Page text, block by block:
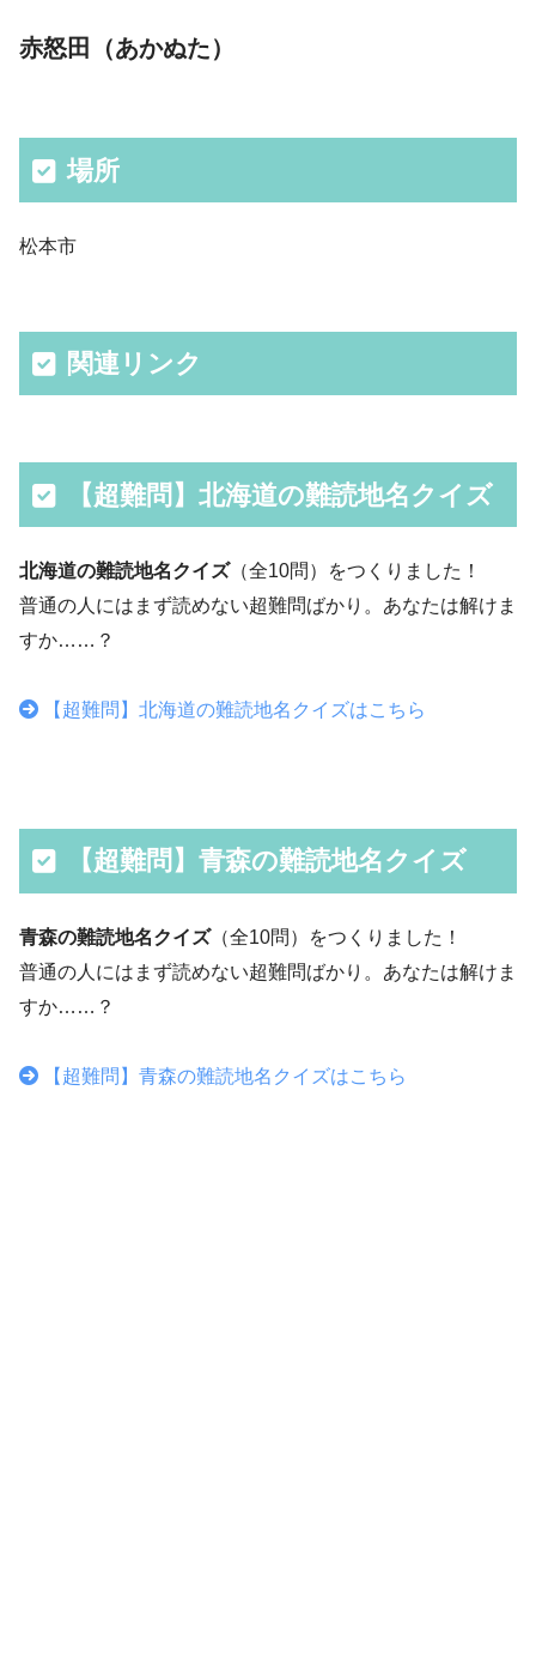
赤怒田（あかぬた）
場所
松本市
関連リンク
【超難問】北海道の難読地名クイズ
北海道の難読地名クイズ（全10問）をつくりました！
普通の人にはまず読めない超難問ばかり。あなたは解けま
すか……？
【超難問】北海道の難読地名クイズはこちら
【超難問】青森の難読地名クイズ
青森の難読地名クイズ（全10問）をつくりました！
普通の人にはまず読めない超難問ばかり。あなたは解けま
すか……？
【超難問】青森の難読地名クイズはこちら